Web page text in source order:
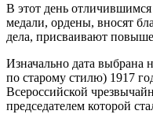
В этот день
медали, ордены, вносят
дела, присваивают
Изначально дата выбрана
по старому стилю) 1917
Всероссийской
председателем которой